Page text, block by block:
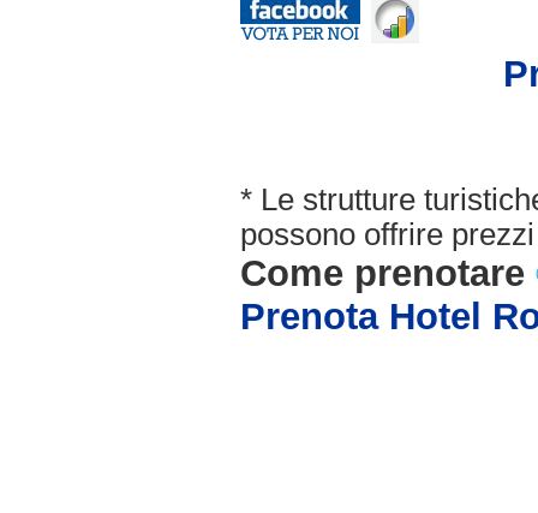
* Le strutture
possono offrire
Come prenotare
Prenota Hotel